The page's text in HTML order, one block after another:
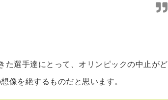
選手達にとって、オリンピックの中止がど
像を絶するものだと思います。